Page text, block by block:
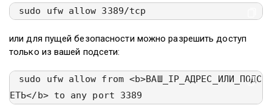
sudo ufw allow 3389/tcp
или для пущей безопасности можно разрешить доступ
только из вашей подсети:
sudo ufw allow from <b>ВАШ_IP_АДРЕС_ИЛИ_ПОДС
ЕТЬ</b> to any port 3389